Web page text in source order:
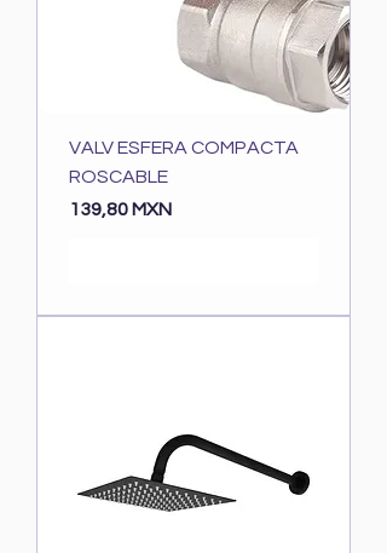
VALV ESFERA COMPACTA
ROSCABLE
Precio
139,80 MXN